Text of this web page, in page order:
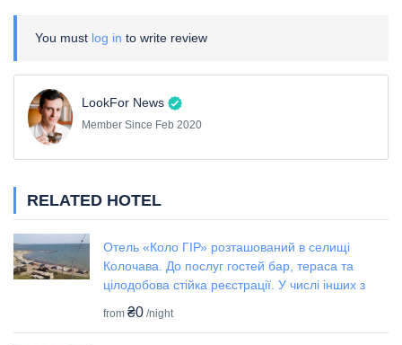
You must log in to write review
LookFor News
Member Since Feb 2020
RELATED HOTEL
Отель «Коло ГІР» розташований в селищі
Колочава. До послуг гостей бар, тераса та
цілодобова стійка реєстрації. У числі інших з
from ₴0 /night